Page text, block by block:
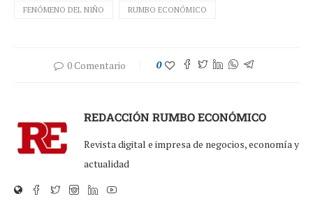
FENÓMENO DEL NIÑO RUMBO ECONÓMICO
0 Comentario 0
REDACCIÓN RUMBO ECONÓMICO
Revista digital e impresa de negocios, economía y
actualidad